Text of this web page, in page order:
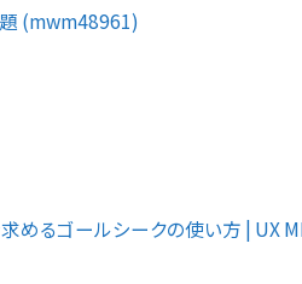
(mwm48961)
めるゴールシークの使い方 | UX